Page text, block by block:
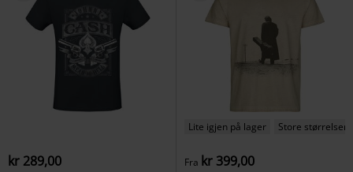
kr 289,00
Lite igjen på lager Store størrelser
Fra kr 399,00